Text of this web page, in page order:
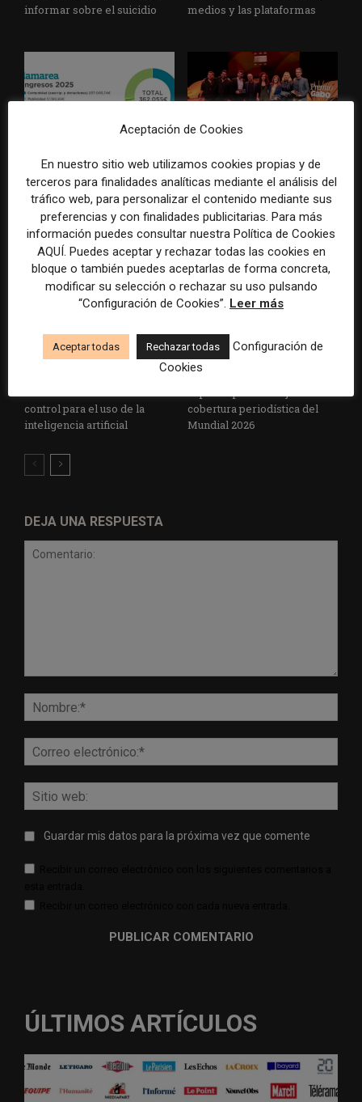
informar sobre el suicidio
medios y las plataformas
La Marea cierra 2025 con
superávit, pero su
cooperativa pierde 38.542
El Premio Gabo 2026
reconoce cinco historias de
Brasil, España y El Salvador
sobre el poder, la memoria y
la violencia
control para el uso de la
inteligencia artificial
ADEPA crea un premio
cobertura periodística del
Mundial 2026
DEJA UNA RESPUESTA
Guardar mis datos para la próxima vez que comente
ÚLTIMOS ARTÍCULOS
Aceptación de Cookies
En nuestro sitio web utilizamos cookies propias y de
terceros para finalidades analíticas mediante el análisis del
tráfico web, para personalizar el contenido mediante sus
preferencias y con finalidades publicitarias. Para más
información puedes consultar nuestra Política de Cookies
AQUÍ. Puedes aceptar y rechazar todas las cookies en
bloque o también puedes aceptarlas de forma concreta,
modificar su selección o rechazar su uso pulsando
“Configuración de Cookies”. Leer más
Aceptar todas Rechazar todas
Configuración de
Cookies